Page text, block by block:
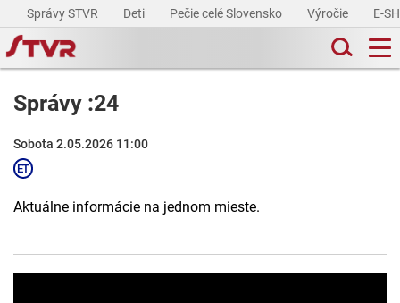
Správy STVR Deti Pečie celé Slovensko Výročie E-
Správy :24
Sobota 2.05.2026 11:00
Aktuálne informácie na jednom mieste.